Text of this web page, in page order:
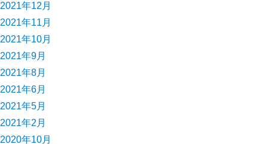
2021年12月
2021年11月
2021年10月
2021年9月
2021年8月
2021年6月
2021年5月
2021年2月
2020年10月